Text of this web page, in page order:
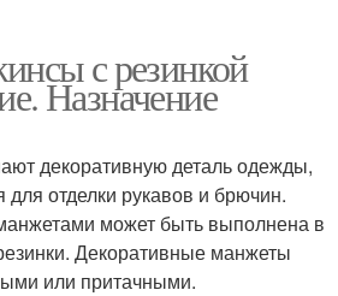
с резинкой
Назначение
декоративную деталь одежды,
для отделки рукавов и брючин.
может быть выполнена в
Декоративные манжеты
или притачными.